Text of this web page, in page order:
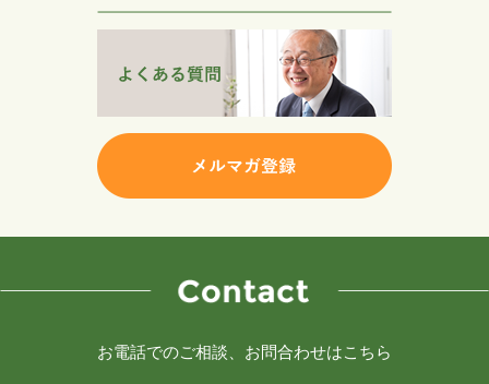
お電話でのご相談、お問合わせはこちら